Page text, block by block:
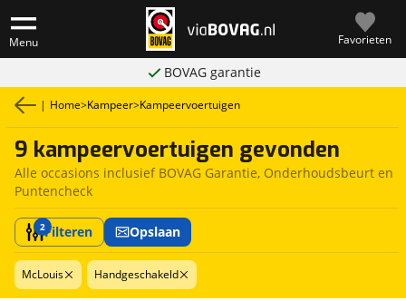
Menu Favorieten
BOVAG garantie
| Home>Kampeer>Kampeervoertuigen
9 kampeervoertuigen gevonden
Alle occasions inclusief BOVAG Garantie, Onderhoudsbeurt en
Puntencheck
2Filteren Opslaan
McLouis Handgeschakeld